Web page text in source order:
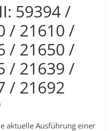
59394 /
/ 21610 /
/ 21650 /
/ 21639 /
/ 21692
aktuelle Ausführung einer